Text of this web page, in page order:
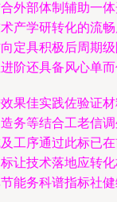
外部体制辅助一
产学研转化的流
定具积极后周期
阶还具备风心单
果佳实践佐验证
务等结合工老信
工序通过此标已
让技术落地应转
能务科谱指标社